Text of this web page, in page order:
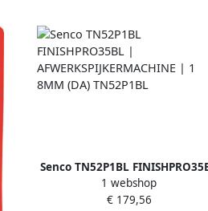
Senco TN52P1BL
| AFWERKSPIJKERMACHINE | 1
8MM (DA) TN52P1BL
1 webshop
€ 179,56